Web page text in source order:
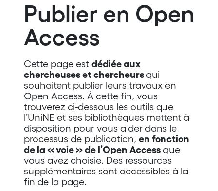
Publier en Open
Access
Cette page est dédiée aux
chercheuses et chercheurs qui
souhaitent publier leurs travaux en
Open Access. À cette fin, vous
trouverez ci-dessous les outils que
l’UniNE et ses bibliothèques mettent à
disposition pour vous aider dans le
processus de publication, en fonction
de la « voie » de l’Open Accessque
vous avez choisie. Des ressources
supplémentaires sont accessibles à la
fin de la page.